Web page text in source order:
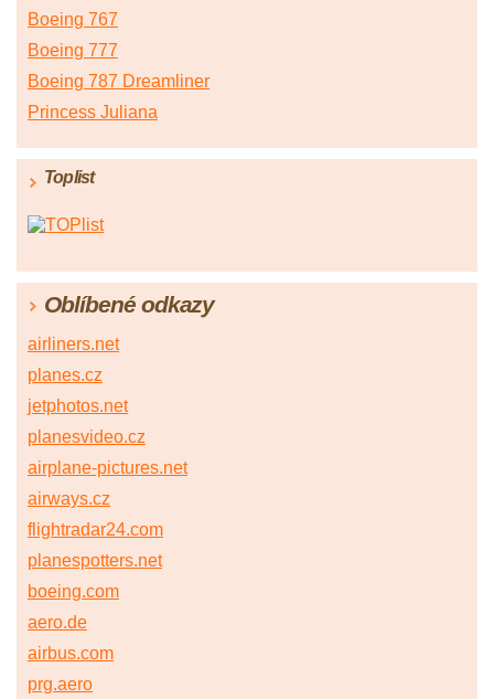
Boeing 767
Boeing 777
Boeing 787 Dreamliner
Princess Juliana
Toplist
Oblíbené odkazy
airliners.net
planes.cz
jetphotos.net
planesvideo.cz
airplane-pictures.net
airways.cz
flightradar24.com
planespotters.net
boeing.com
aero.de
airbus.com
prg.aero